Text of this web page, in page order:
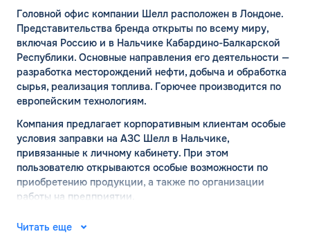
Головной офис компании Шелл расположен в Лондоне.
Представительства бренда открыты по всему миру,
включая Россию и в Нальчике Кабардино-Балкарской
Республики. Основные направления его деятельности —
разработка месторождений нефти, добыча и обработка
сырья, реализация топлива. Горючее производится по
европейским технологиям.
Компания предлагает корпоративным клиентам особые
условия заправки на АЗС Шелл в Нальчике,
привязанные к личному кабинету. При этом
пользователю открываются особые возможности по
приобретению продукции, а также по организации
работы на предприятии.
АЗС ШЕЛЛ в Нальчике:
Читать еще
Имя*
Телефон*
Email*
Комментарий
ЗАВТРА
Спасибо! Ваша заявка принята.
Мы свяжемся с Вами в ближайшее
рабочее время: пн-пт с 9:00 до 18:00
по МСК
ОК